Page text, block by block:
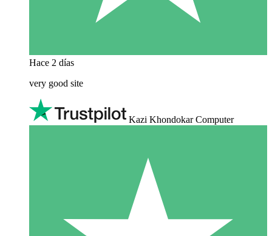
Hace 2 días
very good site
Kazi Khondokar Computer